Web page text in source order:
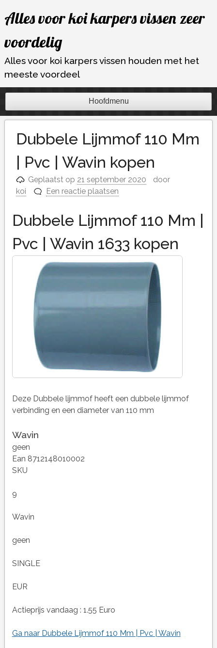
naar
inhoud
Alles voor koi karpers vissen zeer
voordelig
Alles voor koi karpers vissen houden met het
meeste voordeel
Hoofdmenu
Dubbele Lijmmof 110 Mm
| Pvc | Wavin kopen
Geplaatst op 21 september 2020
door
koi
Een reactie plaatsen
Dubbele Lijmmof 110 Mm |
Pvc | Wavin 1633 kopen
Deze Dubbele lijmmof heeft een dubbele lijmmof
verbinding en een diameter van 110 mm
Wavin
geen
Ean 8712148010002
SKU
9
Wavin
geen
SINGLE
EUR
Actieprijs vandaag : 1.55 Euro
Ga naar Dubbele Lijmmof 110 Mm | Pvc | Wavin